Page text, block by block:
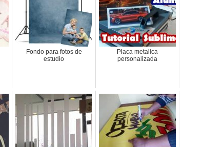
Fondo para fotos de
estudio
Placa metalica
personalizada